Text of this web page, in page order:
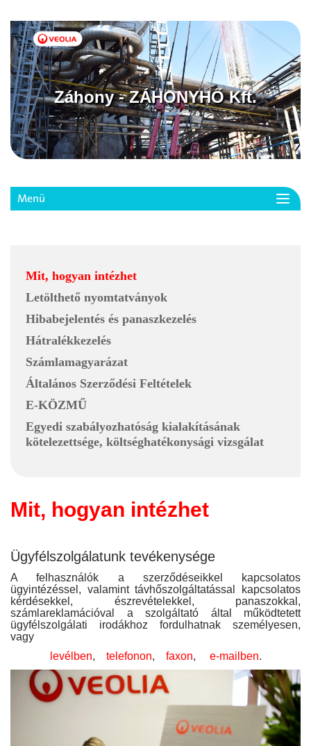
Záhony - ZÁHONYHŐ Kft.
Menü
Mit, hogyan intézhet
Letölthető nyomtatványok
Hibabejelentés és panaszkezelés
Hátralékkezelés
Számlamagyarázat
Általános Szerződési Feltételek
E-KÖZMŰ
Egyedi szabályozhatóság kialakításának
kötelezettsége, költséghatékonysági vizsgálat
Mit, hogyan intézhet
Ügyfélszolgálatunk tevékenysége
A felhasználók a szerződéseikkel kapcsolatos
ügyintézéssel, valamint távhőszolgáltatással kapcsolatos
kérdésekkel, észrevételekkel, panaszokkal,
számlareklamációval a szolgáltató által működtetett
ügyfélszolgálati irodákhoz fordulhatnak személyesen,
vagy
levélben, telefonon, faxon, e-mailben.